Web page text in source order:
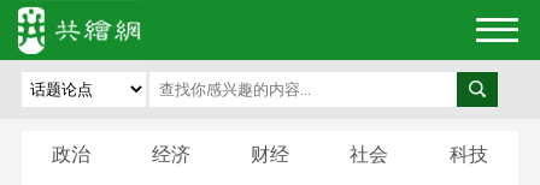
政治 经济 财经 社会 科技